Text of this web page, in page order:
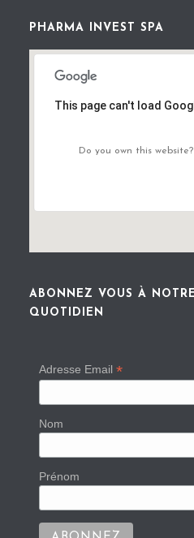
PHARMA INVEST SPA
This page can't load
Do you own this website?
ABONNEZ VOUS À
QUOTIDIEN
Adresse Email *
Nom
Prénom